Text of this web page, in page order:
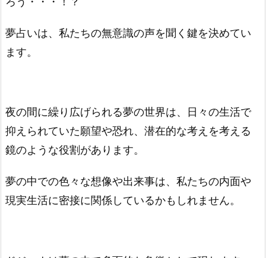
夢占いは、私たちの無意識の声を聞く鍵を決めてい
ます。
夜の間に繰り広げられる夢の世界は、日々の生活で
抑えられていた願望や恐れ、潜在的な考えを考える
鏡のような役割があります。
夢の中での色々な想像や出来事は、私たちの内面や
現実生活に密接に関係しているかもしれません。